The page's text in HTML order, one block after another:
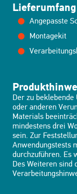
Lieferumfang
Angepasste
Montagekit
Der zu
oder anderen
Materials
mindestens drei
sein. Zur
Anwendungstests
durchzuführen. Es
Des Weiteren sind